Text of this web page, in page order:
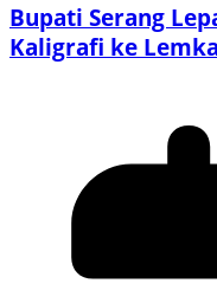
Bupati Serang
Kaligrafi ke